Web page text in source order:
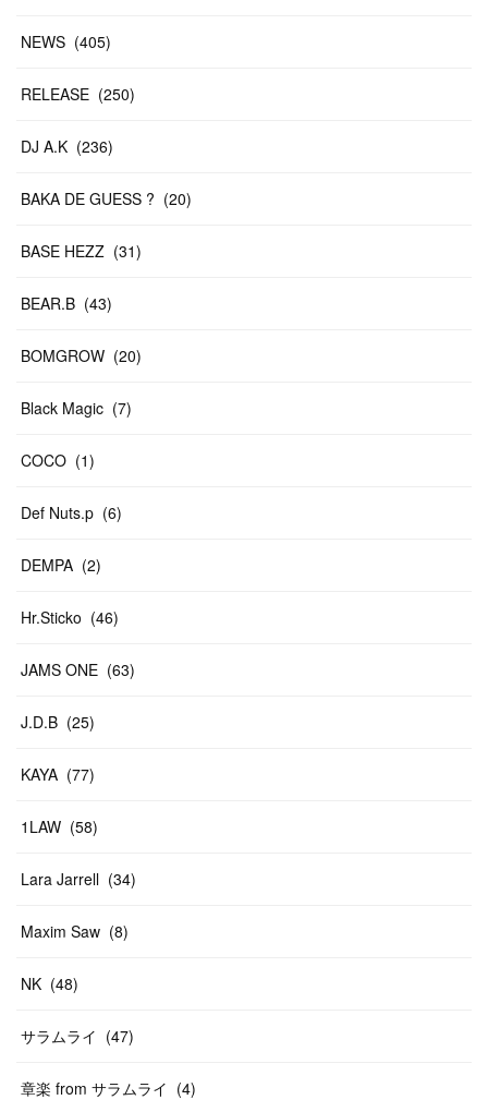
NEWS (405)
RELEASE (250)
DJ A.K (236)
BAKA DE GUESS ? (20)
BASE HEZZ (31)
BEAR.B (43)
BOMGROW (20)
Black Magic (7)
COCO (1)
Def Nuts.p (6)
DEMPA (2)
Hr.Sticko (46)
JAMS ONE (63)
J.D.B (25)
KAYA (77)
1LAW (58)
Lara Jarrell (34)
Maxim Saw (8)
NK (48)
サラムライ (47)
章楽 from サラムライ (4)